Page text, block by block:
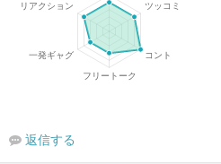
返信する